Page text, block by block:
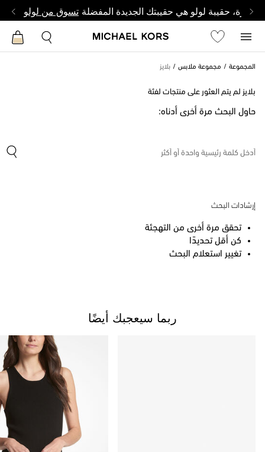
وصغيرة، حقيبة لولو هي حقيبتك الجديدة المفضلة تسوق من لولو
المجموعة مجموعة ملابس بلايز
بلايز لم يتم العثور على منتجات لفئة
حاول البحث مرة أخرى أدناه:
إرشادات البحث
تحقق مرة أخرى من التهجئة
كن أقل تحديدًا
تغيير استعلام البحث
ربما سيعجبك أيضًا